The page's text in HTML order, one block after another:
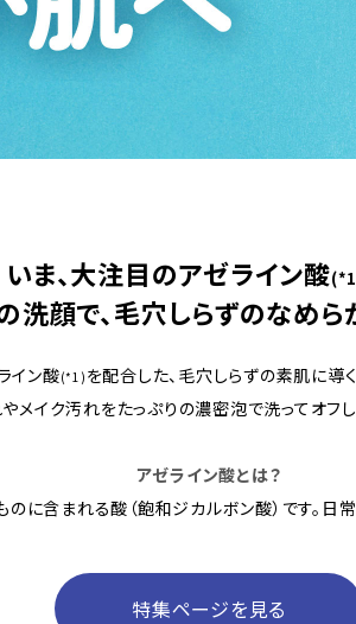
いま、大注目のアゼライン酸
洗顔で、毛穴しらずのなめ
イン酸(*1) を配合した、毛穴しらずの素肌に導
メイク汚れをたっぷりの濃密泡で洗ってオフし
アゼライン酸とは？
に含まれる酸（飽和ジカルボン酸）です。日
特集ページを見る